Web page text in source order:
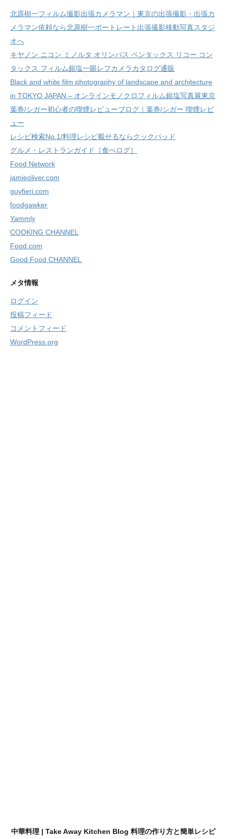
北原樹一フィルム撮影出張カメラマン｜東京の出張撮影・出張カ
メラマン依頼なら北原樹一ポートレート出張撮影移動写真スタジ
オへ
キヤノン ニコン ミノルタ オリンパス ペンタックス リコー コン
タックス フィルム銀塩一眼レフカメラカタログ通販
Black and white film photography of landscape and architecture
in TOKYO JAPAN – オンラインモノクロフィルム銀塩写真展東京
葉巻/シガー初心者の喫煙レビューブログ｜葉巻/シガー 喫煙レビ
ュー
レシピ検索No.1/料理レシピ載せるならクックパッド
グルメ・レストランガイド［食べログ］
Food Network
jamieoliver.com
guyfieri.com
foodgawker
Yammly
COOKING CHANNEL
Food.com
Good Food CHANNEL
メタ情報
ログイン
投稿フィード
コメントフィード
WordPress.org
中華料理 | Take Away Kitchen Blog 料理の作り方と簡単レシピ